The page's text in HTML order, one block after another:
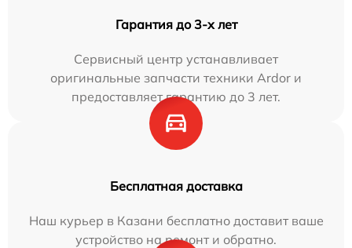
Гарантия до 3-х лет
Сервисный центр устанавливает
оригинальные запчасти техники Ardor и
предоставляет гарантию до 3 лет.
Бесплатная доставка
Наш курьер в Казани бесплатно доставит ваше
устройство на ремонт и обратно.